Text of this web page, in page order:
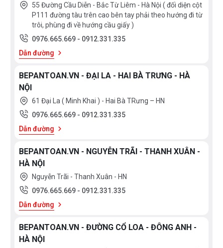
+ Van đĩa bằng sứ chống bám cặn bẩn khóa nước an
toàn, đảm bảo cho Sen Vòi hoạt động trơn chu. Tốc
độ dòng nước êm mượt là nhờ thiết kế lõi đồng xả
nước áp lực âm, tạo bọt khí cho dòng nước ra nhẹ
nhàng.
Được thiết kế đơn giản nên việc lắp đặt vòi cũng dễ
dàng hơn. Kết cấu bên trong vòi vững vàng, vòi nước
hoạt động tốt hơn, sản phẩm có độ bền cao, không bị
ăn mòn sau quá trình sử dụng.
+ Sen Vòi TEADY được ứng dụng các công nghệ hiện
đại, có chất lượng vượt trội từ chất liệu cho đến lớp
mạ. Nhờ vậy mà những thiết bị của TEADY có thời gian
sử dụng lâu dài, gắn bó lâu bền với người tiêu dùng
trong quá trình sử dụng.
55 Đường Cầu Diễn - Bắc Từ Liêm - Hà Nội ( đối diện cột
P111 đường tàu trên cao bên tay phải theo hướng đi từ
trôi, phùng đi về hướng cầu giấy )
0976.665.669 - 0912.331.335
Dẫn đường
BEPANTOAN.VN - ĐẠI LA - HAI BÀ TRƯNG - HÀ
NỘI
61 Đại La ( Minh Khai ) - Hai Bà TRưng – HN
0976.665.669 - 0912.331.335
Dẫn đường
BEPANTOAN.VN - NGUYỄN TRÃI - THANH XUÂN -
HÀ NỘI
Nguyễn Trãi - Thanh Xuân - HN
0976.665.669 - 0912.331.335
Dẫn đường
BEPANTOAN.VN - ĐƯỜNG CỔ LOA - ĐÔNG ANH -
HÀ NỘI